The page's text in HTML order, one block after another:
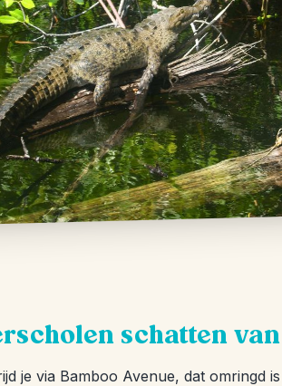
schatten
je via Bamboo Avenue, dat omringd